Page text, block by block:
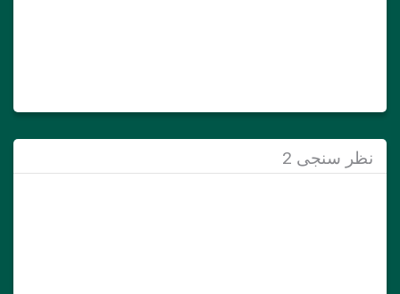
نظر سنجی 2